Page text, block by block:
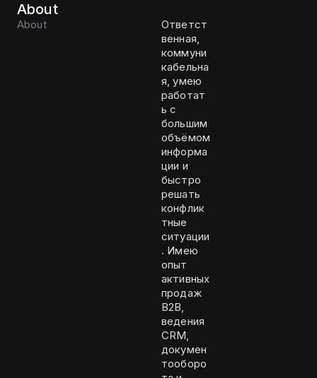
About
About
Ответст
венная,
коммуни
кабельна
я, умею
работат
ь с
большим
объёмом
информа
ции и
быстро
решать
конфлик
тные
ситуации
. Имею
опыт
активных
продаж
B2B,
ведения
CRM,
докумен
тооборо